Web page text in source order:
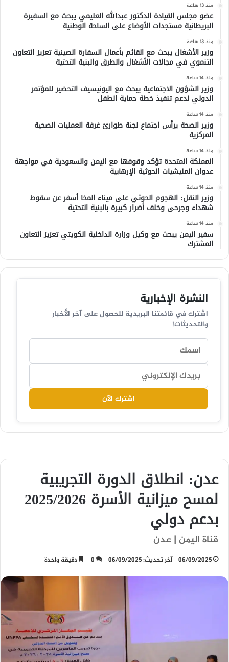
منذ 13 ساعة
عضو مجلس القيادة الدكتور عبدالله العليمي يبحث مع السفيرة
البريطانية مستجدات الأوضاع على الساحة الوطنية
منذ 13 ساعة
وزير الأشغال يبحث مع القائم بأعمال السفارة الصينية تعزيز التعاون
التنموي في مجالات الأشغال والطرق والبنية التحتية
منذ 14 ساعة
وزير الشؤون الاجتماعية يبحث مع اليونيسيف التحضير للمؤتمر
الدولي لدعم تنفيذ خطة حماية الطفل
منذ 14 ساعة
وزير الصحة يرأس اجتماع لجنة طوارئ غرفة العمليات الصحية
المركزية
منذ 14 ساعة
المملكة المتحدة تؤكد وقوفها مع اليمن والسعودية في مواجهة
عدوان المليشيات الحوثية الإرهابية
منذ 14 ساعة
وزير النقل: الهجوم الحوثي على ميناء المخا أسفر عن سقوط
شهداء وجرحى وخلف أضرار كبيرة بالبنية التحتية
منذ 14 ساعة
سفير اليمن يبحث مع وكيل وزارة الداخلية الكويتي تعزيز التعاون
المشترك
النشرة الإخبارية
اشترك في قائمتنا البريدية للحصول على آخر الأخبار
والتحديثات!
اشترك الآن